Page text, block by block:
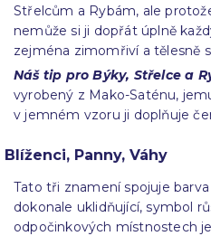
Střelcům a Rybám, ale
nemůže si ji dopřát úplně
zejména zimomřiví a tělesně
Náš tip pro Býky, Střelce a
vyrobený z Mako-Saténu,
v jemném vzoru ji doplňuje
Blíženci, Panny, Váhy
Tato tři znamení spojuje
dokonale uklidňující, symbol
odpočinkových místnostech